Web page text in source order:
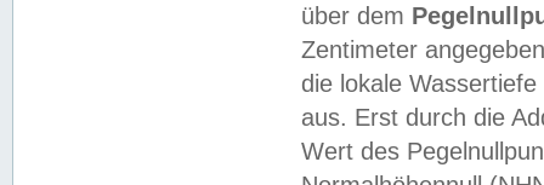
über dem
Zentimeter
die lokale
aus. Erst durch die
Wert des